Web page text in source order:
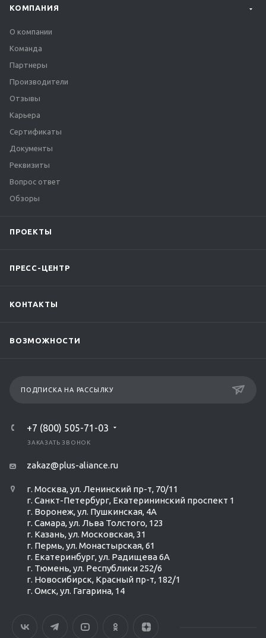
КОМПАНИЯ
О компании
Команда
Партнеры
Производители
Отзывы
Карьера
Сертификаты
Документы
Реквизиты
Вопрос ответ
Обзоры
ПРОЕКТЫ
ПРЕСС-ЦЕНТР
КОНТАКТЫ
ВОЗМОЖНОСТИ
ПОДПИСКА НА РАССЫЛКУ
+7 (800) 505-71-03
ЗАКАЗАТЬ ЗВОНОК
zakaz@plus-aliance.ru
г. Москва, ул. Ленинский пр-т, 70/11
г. Санкт-Петербург, Екатерининский проспект 1
г. Воронеж, ул. Пушкинская, 4А
г. Самара, ул. Льва Толстого, 123
г. Казань, ул. Московская, 31
г. Пермь, ул. Монастырская, 61
г. Екатеринбург, ул. Радищева 6А
г. Тюмень, ул. Республики 252/6
г. Новосибирск, Красный пр-т, 182/1
г. Омск, ул. ​Гагарина, 14